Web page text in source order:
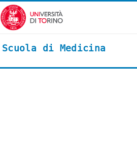
Vai al contenuto principale
Scuola di Medicina